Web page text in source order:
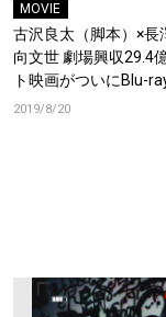
MOVIE
古沢良太（脚本）×長
向文世 劇場興収29.4
ト映画がついにBlu-
に発売決定！ 長澤ま
2019/8/20